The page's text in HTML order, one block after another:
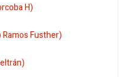
H)
Fusther)